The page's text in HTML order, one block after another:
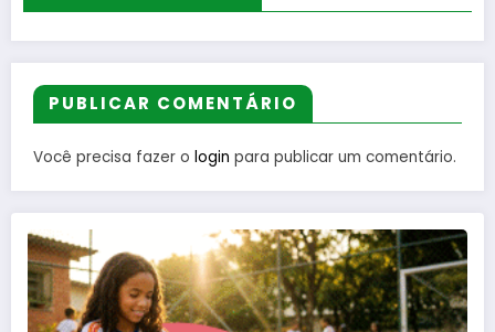
PUBLICAR COMENTÁRIO
Você precisa fazer o login para publicar um comentário.